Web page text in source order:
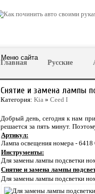
Меню сайта
Главная Русские
Снятие и замена лампы
Категория: Kia » Ceed I
Добрый день, сегодня к нам
решается за пять минут.
Артикул:
Лампа освещения номера - 6418
Инструменты:
Для замены лампы подсветки
Снятие и замена лампы
Для замены лампы подсветки